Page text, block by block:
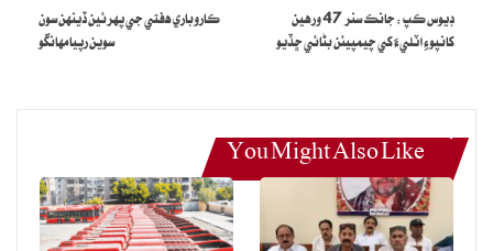
ڊيوس ڪپ : جانڪ سنر 47 ورهين
کانپوءِ اٽليءَ کي چيمپيئن بڻائي ڇڏيو
ڪاروباري هفتي جي پهرئين ڏينهن سون
سوين رپيا مهانگو
You Might Also Like